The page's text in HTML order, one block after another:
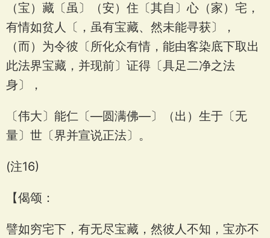
（宝）藏〔虽〕（安）住〔其自〕心（家）宅，
有情如贫人〔，虽有宝藏、然未能寻获〕，
（而）为令彼〔所化众有情，能由客染底下取出
此法界宝藏，并现前〕证得〔具足二净之法
身〕，
〔伟大〕能仁〔—圆满佛—〕（出）生于〔无
量〕世〔界并宣说正法〕。
(注16)
【偈颂：
譬如穷宅下，有无尽宝藏，然彼人不知，宝亦不